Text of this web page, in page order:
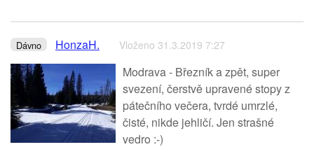
Dávno HonzaH. Vloženo 31.3.2019 7:27
Modrava - Březník a zpět, super
svezení, čerstvě upravené stopy z
pátečního večera, tvrdé umrzlé,
čisté, nikde jehličí. Jen strašné
vedro :-)